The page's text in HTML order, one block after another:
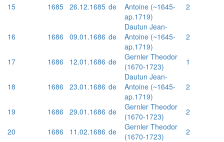
15 1685 26.12.1685 de
Antoine (~1645-
ap.1719)
2
16 1686 09.01.1686 de
Dautun Jean-
Antoine (~1645-
ap.1719)
2
17 1686 12.01.1686 de
Gernler Theodor
(1670-1723)
1
18 1686 23.01.1686 de
Dautun Jean-
Antoine (~1645-
ap.1719)
2
19 1686 29.01.1686 de
Gernler Theodor
(1670-1723)
2
20
1686 11.02.1686 de
Gernler Theodor
(1670-1723)
2